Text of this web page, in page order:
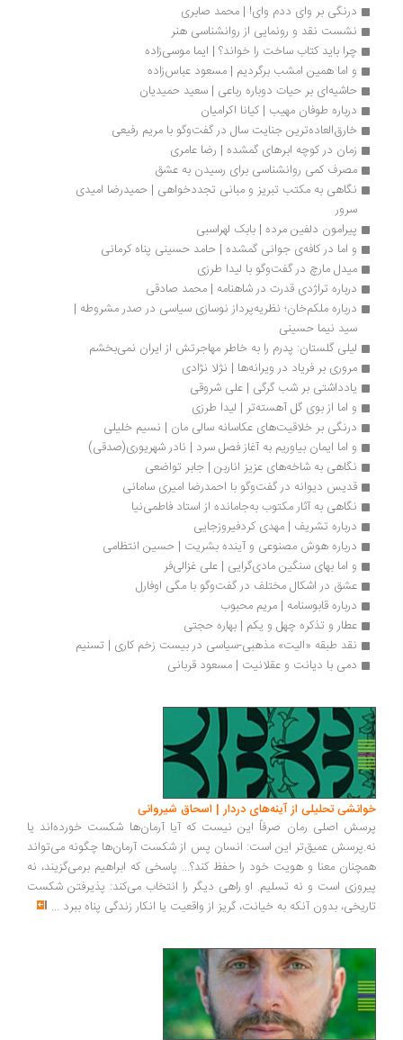
درنگی بر وای ددم وای! | محمد صابری
نشست نقد و رونمایی از روانشناسی هنر
چرا باید کتاب ساخت را خواند؟ | ایما موسی‌زاده
و اما همین امشب برگردیم | مسعود عباس‌زاده
حاشیه‌ای بر حیات دوباره رباعی | سعید حمیدیان
درباره طوفان مهیب | کیانا اکرامیان
خارق‌العاده‌‌ترین جنایت سال در گفت‌وگو با مریم رفیعی
زمان در کوچه ابرهای گمشده | رضا عامری
مصرف کمی روانشناسی برای رسیدن به عشق
نگاهی به مکتب تبریز و مبانی تجددخواهی | حمیدرضا امیدی
پیرامون دلفین مرده | بابک لهراسبی
و اما در کافه‌ی جوانی گمشده | حامد حسینی پناه کرمانی
میدل مارچ در گفت‌وگو با لیدا طرزی
درباره تراژدی قدرت در شاهنامه | محمد صادقی
درباره ملکم‌خان؛ نظریه‌پرداز نوسازی سیاسی در صدر مشروطه |
سید نیما حسینی
لیلی گلستان: پدرم را به خاطر مهاجرتش از ایران نمی‌بخشم
مروری بر فریاد در ویرانه‌ها | نژلا نژادی
یادداشتی بر شب گرگی | علی شروقی
و اما از بوی گل آهسته‌تر | لیدا طرزی
درنگی بر خلاقیت‌های عکاسانه سالی مان | نسیم خلیلی
و اما ایمان بیاوریم به آغاز فصل سرد | نادر شهریوری(صدقی)
نگاهی به شاخه‌های عزیز اناربن | جابر تواضعی
قدیس دیوانه در گفت‌وگو با احمدرضا امیری سامانی
نگاهی به آثار مکتوب به‌جامانده از استاد فاطمی‌نیا
درباره تشریف | مهدی کردفیروزجایی
درباره هوش مصنوعی و آینده بشریت | حسین انتظامی
و اما بهای سنگین مادی‌گرایی | علی غزالی‌فر
عشق در اشکال مختلف در گفت‌وگو با مگی اوفارل
درباره قابوسنامه | مریم محبوب
عطار و تذکره چهل و یکم | بهاره حجتی
نقد طبقه‌ «الیت» مذهبی-سیاسی در بیست زخم کاری | تسنیم
دمی با دیانت و عقلانیت | مسعود قربانی
تحلیلی از آینه‌های دردار | اسحاق شیروانی
اصلی رمان صرفاً این نیست که آیا آرمان‌ها شکست خورده‌اند یا
عمیق‌تر این است: انسان پس از شکست آرمان‌ها چگونه می‌تواند
معنا و هویت خود را حفظ کند؟... پاسخی که ابراهیم برمی‌گزیند، نه
است و نه تسلیم. او راهی دیگر را انتخاب می‌کند: پذیرفتن شکست
بدون آنکه به خیانت، گریز از واقعیت یا انکار زندگی پناه ببرد...